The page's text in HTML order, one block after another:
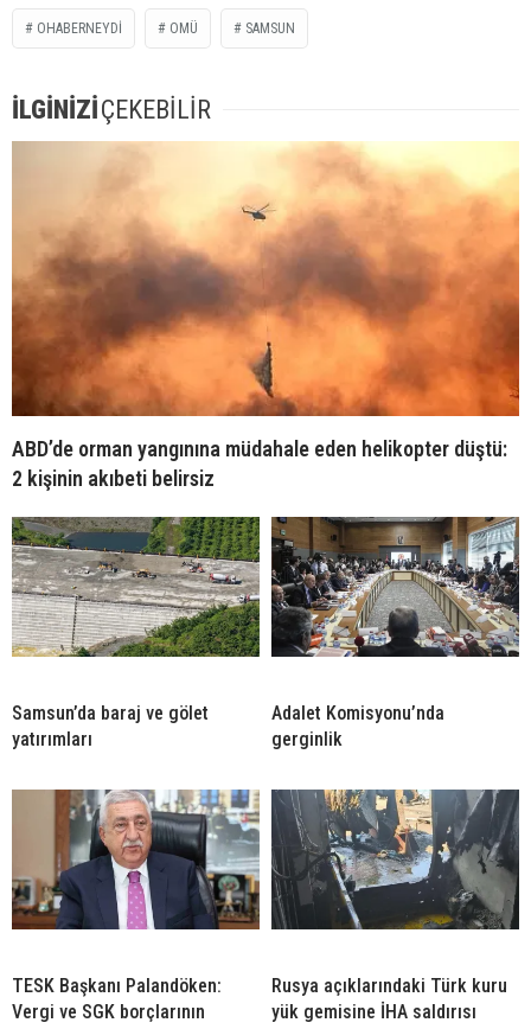
OHABERNEYDİ OMÜ SAMSUN
İLGİNİZİÇEKEBİLİR
ABD’de orman yangınına müdahale eden helikopter düştü:
2 kişinin akıbeti belirsiz
Samsun’da baraj ve gölet
yatırımları
Adalet Komisyonu’nda
gerginlik
TESK Başkanı Palandöken:
Vergi ve SGK borçlarının
Rusya açıklarındaki Türk kuru
yük gemisine İHA saldırısı